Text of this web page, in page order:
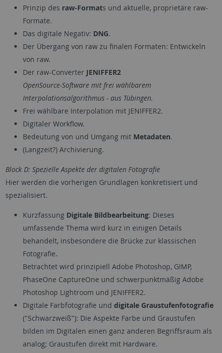
Prinzip des raw-Formats und aktuelle, proprietäre raw-
Formate.
Das digitale Negativ: DNG.
Der Übergang von raw zu finalen Formaten: Entwickeln
von raw.
Der raw-Converter JENIFFER2
OpenSource-Software mit frei wählbarem
Interpolationsalgorithmus - aus Tübingen.
Frei wählbare Interpolation mit JENIFFER2.
Digitaler Workflow.
Bedeutung von und Umgang mit Metadaten.
(Langzeit?) Archivierung.
Block D: Spezielle Aspekte der digitalen Fotografie
Hier werden die vorherigen Grundlagen konkretisiert und
spezialisiert.
Kurzfassung Digitale Bildbearbeitung: Dieses
umfassende Thema wird kurz in einigen Details
behandelt, insbesondere die Brücke zur klassischen
Fotografie.
Betrachtet wird prinzipiell Adobe Photoshop, GIMP,
PhaseOne CaptureOne und schwerpunktmäßig Adobe
Photoshop Lightroom und JENIFFER2.
Digitale Farbfotografie und digitale Graustufenfotografie
("Schwarzweiß"): Die Aspekte Farbe und Graustufen
bilden im Digitalen einen ganz anderen Begriffsraum als
analog; Graustufen direkt mit Hardware.